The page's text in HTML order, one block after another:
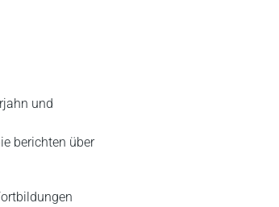
und
berichten über